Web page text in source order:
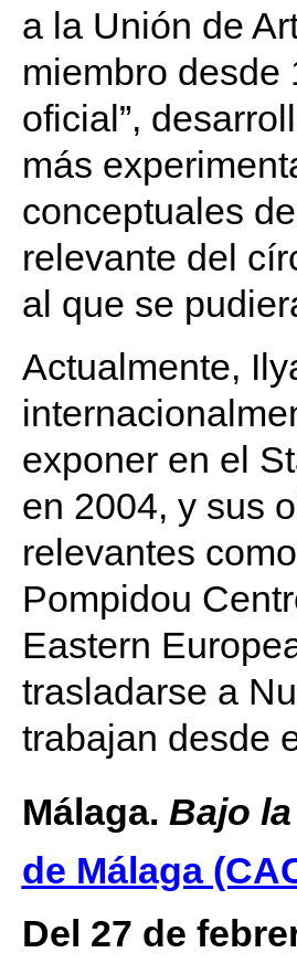
a la Unión de
miembro desde
oficial”,
más
conceptuales
relevante del
al que se
Actualmente,
exponer en el
en 2004, y sus
relevantes
Pompidou
Eastern
trasladarse a
trabajan desde
Málaga. Bajo
de Málaga
Del 27 de